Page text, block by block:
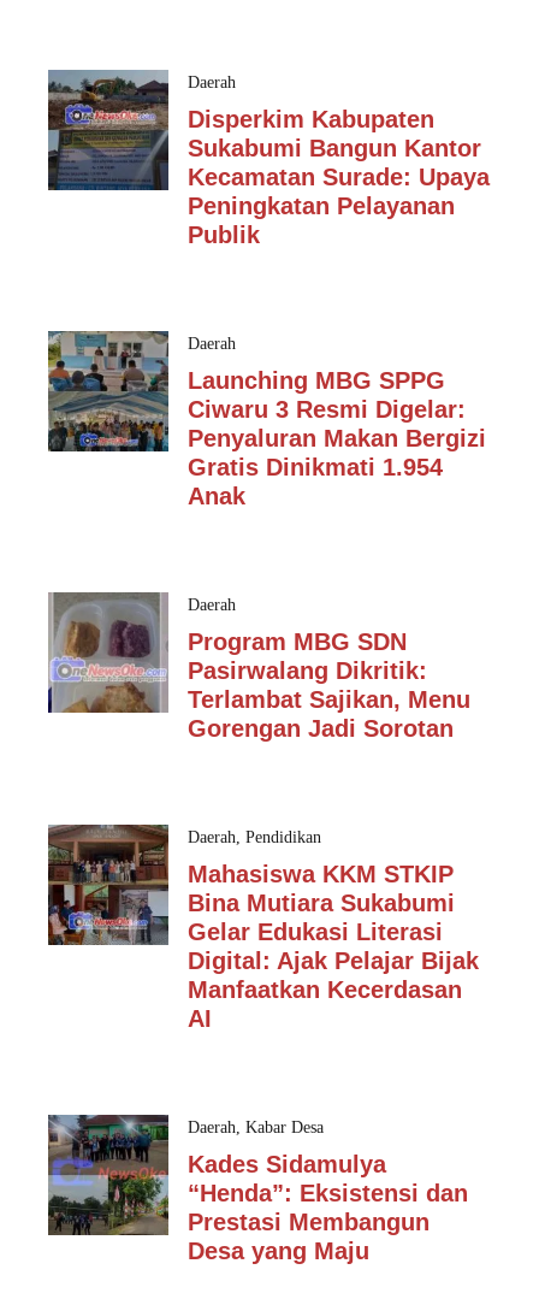
Daerah
Disperkim Kabupaten
Sukabumi Bangun Kantor
Kecamatan Surade: Upaya
Peningkatan Pelayanan
Publik
Daerah
Launching MBG SPPG
Ciwaru 3 Resmi Digelar:
Penyaluran Makan Bergizi
Gratis Dinikmati 1.954
Anak
Daerah
Program MBG SDN
Pasirwalang Dikritik:
Terlambat Sajikan, Menu
Gorengan Jadi Sorotan
Daerah, Pendidikan
Mahasiswa KKM STKIP
Bina Mutiara Sukabumi
Gelar Edukasi Literasi
Digital: Ajak Pelajar Bijak
Manfaatkan Kecerdasan
AI
Daerah, Kabar Desa
Kades Sidamulya
“Henda”: Eksistensi dan
Prestasi Membangun
Desa yang Maju